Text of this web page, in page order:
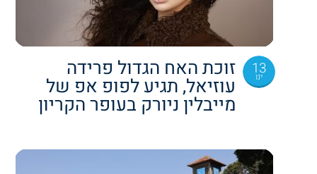
13
ינו זוכת האח הגדול פרידה
עוזיאל, תגיע לפופ אפ של
מייבלין ניורק בעופר הקריון